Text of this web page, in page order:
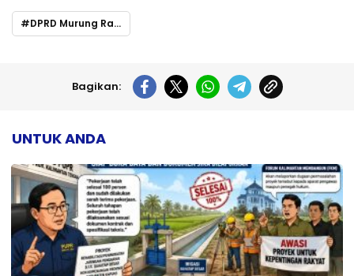
DPRD Murung Raya Dukung Pengembangan Olahraga Catur untuk Prestasi Nasional dan Internasional
Bagikan:
UNTUK ANDA